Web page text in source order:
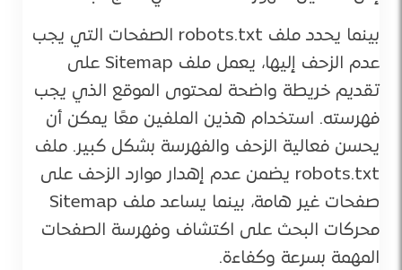
بينما يحدد ملف robots.txt الصفحات التي يجب
عدم الزحف إليها، يعمل ملف Sitemap على
تقديم خريطة واضحة لمحتوى الموقع الذي يجب
فهرسته. استخدام هذين الملفين معًا يمكن أن
يحسن فعالية الزحف والفهرسة بشكل كبير. ملف
robots.txt يضمن عدم إهدار موارد الزحف على
صفحات غير هامة، بينما يساعد ملف Sitemap
محركات البحث على اكتشاف وفهرسة الصفحات
المهمة بسرعة وكفاءة.